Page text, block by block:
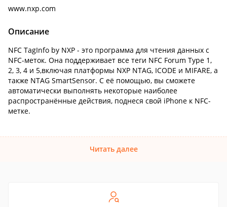
www.nxp.com
Описание
NFC TagInfo by NXP - это программа для чтения данных с
NFC-меток. Она поддерживает все теги NFC Forum Type 1,
2, 3, 4 и 5,включая платформы NXP NTAG, ICODE и MIFARE, а
также NTAG SmartSensor. С её помощью, вы сможете
автоматически выполнять некоторые наиболее
распространённые действия, поднеся свой iPhone к NFC-
метке.
Читать далее